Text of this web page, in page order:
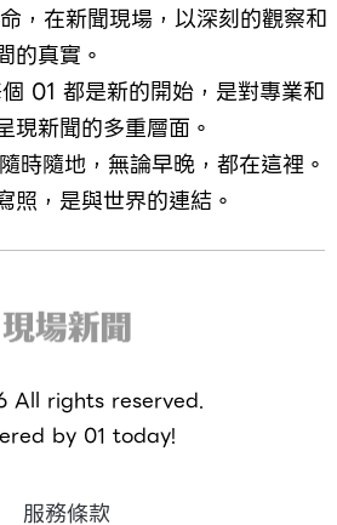
，在新聞現場，以深刻的觀察和
的真實。
01 都是新的開始，是對專業和
現新聞的多重層面。
隨地，無論早晚，都在這裡。
照，是與世界的連結。
All rights reserved.
by 01 today!
服務條款